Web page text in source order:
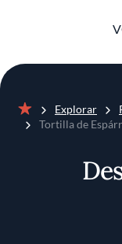
Inicio
Explorar
Tortilla de